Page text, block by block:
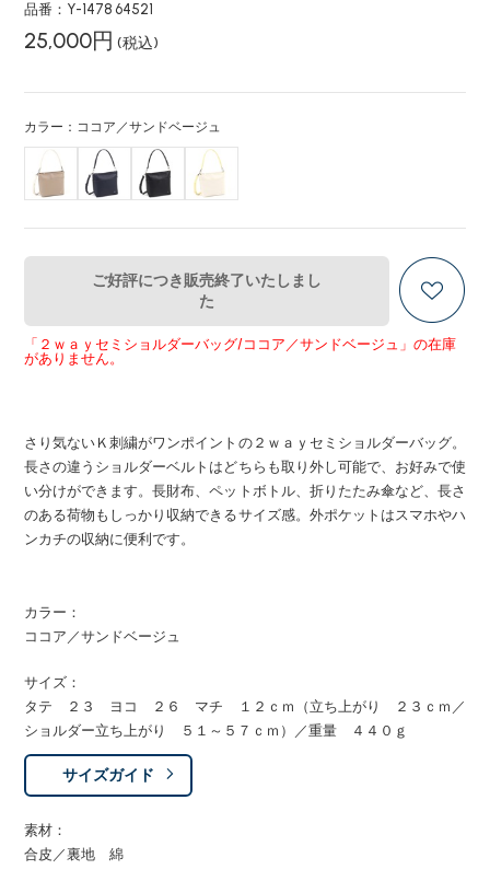
品番：Y-1478 64521
25,000円 (税込)
カラー：ココア／サンドベージュ
ご好評につき販売終了いたしまし
た
「２ｗａｙセミショルダーバッグ/ココア／サンドベージュ」の在庫
がありません。
さり気ないＫ刺繍がワンポイントの２ｗａｙセミショルダーバッグ。
長さの違うショルダーベルトはどちらも取り外し可能で、お好みで使
い分けができます。長財布、ペットボトル、折りたたみ傘など、長さ
のある荷物もしっかり収納できるサイズ感。外ポケットはスマホやハ
ンカチの収納に便利です。
カラー：
ココア／サンドベージュ
サイズ：
タテ ２３ ヨコ ２６ マチ １２ｃｍ（立ち上がり ２３ｃｍ／
ショルダー立ち上がり ５１～５７ｃｍ）／重量 ４４０ｇ
サイズガイド
素材：
合皮／裏地 綿